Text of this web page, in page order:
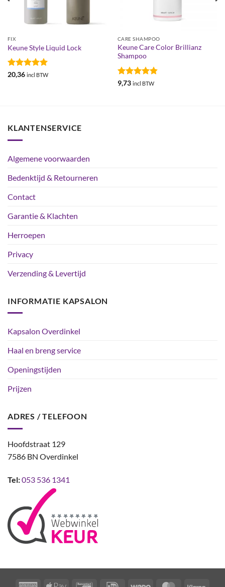
FIX
Keune Style Liquid Lock
Gewaardeerd
20,36 incl BTW
CARE SHAMPOO
Keune Care Color Brillianz
Shampoo
Gewaardeerd
9,73 incl BTW
KLANTENSERVICE
Algemene voorwaarden
Bedenktijd & Retourneren
Contact
Garantie & Klachten
Herroepen
Privacy
Verzending & Levertijd
INFORMATIE KAPSALON
Kapsalon Overdinkel
Haal en breng service
Openingstijden
Prijzen
ADRES / TELEFOON
Hoofdstraat 129
7586 BN Overdinkel
Tel:053 536 1341